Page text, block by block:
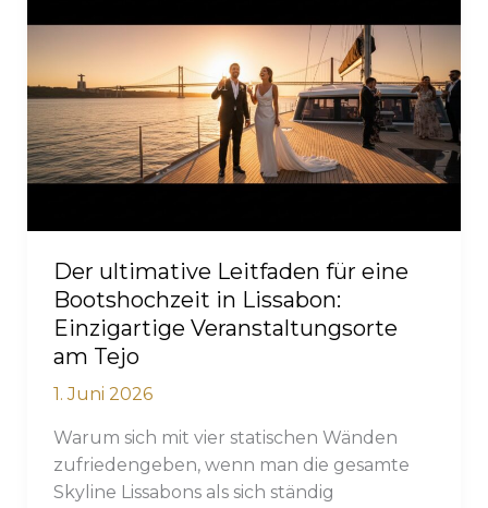
April:
ultimative
Lissabon
vom
erleben
Der ultimative Leitfaden für eine
Bootshochzeit in Lissabon:
Einzigartige Veranstaltungsorte
am Tejo
1. Juni 2026
Warum sich mit vier statischen Wänden
zufriedengeben, wenn man die gesamte
Skyline Lissabons als sich ständig